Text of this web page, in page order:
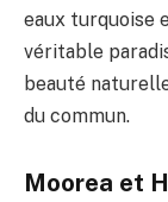
eaux turquoise
véritable
beauté
du commun.
Moorea et